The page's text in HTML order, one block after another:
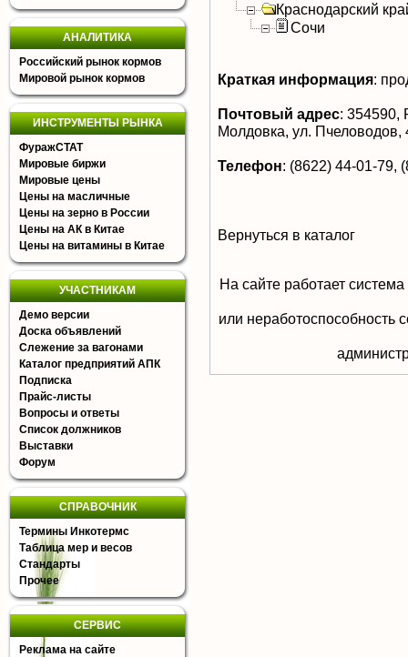
АНАЛИТИКА
Российский рынок кормов
Мировой рынок кормов
ИНСТРУМЕНТЫ РЫНКА
ФуражСТАТ
Мировые биржи
Мировые цены
Цены на масличные
Цены на зерно в России
Цены на АК в Китае
Цены на витамины в Китае
УЧАСТНИКАМ
Демо версии
Доска объявлений
Слежение за вагонами
Каталог предприятий АПК
Подписка
Прайс-листы
Вопросы и ответы
Список должников
Выставки
Форум
СПРАВОЧНИК
Термины Инкотермс
Таблица мер и весов
Стандарты
Прочее
СЕРВИС
Реклама на сайте
Краснодарский
Сочи
Краткая информация:
Почтовый адрес: 354590,
Молдовка, ул. Пчеловодов,
Телефон: (8622) 44-01-79,
Вернуться в каталог
На сайте работает
или неработоспособность